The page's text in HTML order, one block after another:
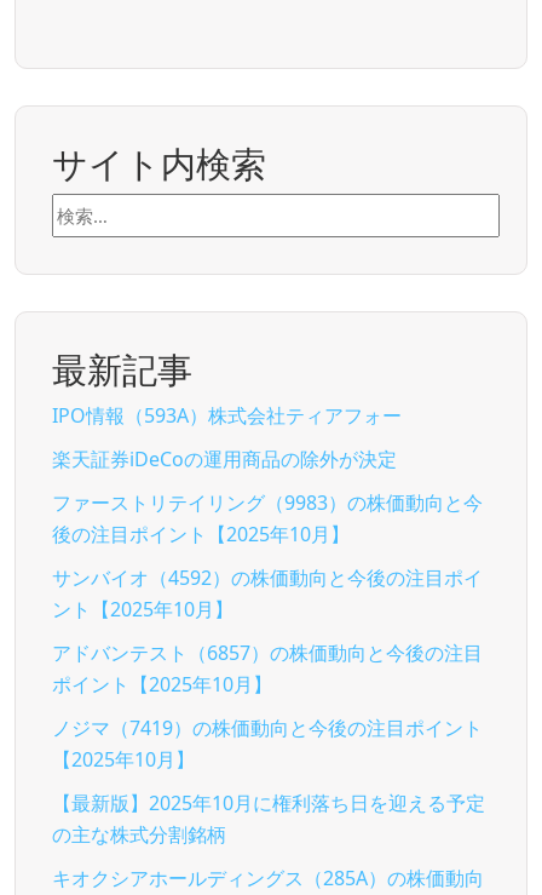
サイト内検索
検
索:
最新記事
IPO情報（593A）株式会社ティアフォー
楽天証券iDeCoの運用商品の除外が決定
ファーストリテイリング（9983）の株価動向と今
後の注目ポイント【2025年10月】
サンバイオ（4592）の株価動向と今後の注目ポイ
ント【2025年10月】
アドバンテスト（6857）の株価動向と今後の注目
ポイント【2025年10月】
ノジマ（7419）の株価動向と今後の注目ポイント
【2025年10月】
【最新版】2025年10月に権利落ち日を迎える予定
の主な株式分割銘柄
キオクシアホールディングス（285A）の株価動向